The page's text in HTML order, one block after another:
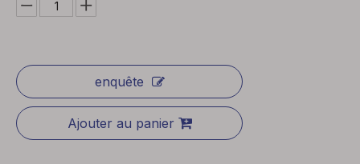
enquête
Ajouter au panier